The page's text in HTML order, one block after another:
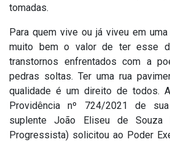
tomadas.
Para quem vive ou já viveu em
muito bem o valor de ter esse
transtornos enfrentados com a
pedras soltas. Ter uma rua
qualidade é um direito de todos.
Providência nº 724/2021 de
suplente João Eliseu de Souza
Progressista) solicitou ao Poder